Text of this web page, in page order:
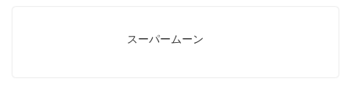
スーパームーン